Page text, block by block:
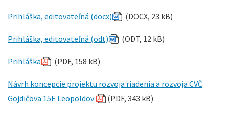
Prihláška, editovateľná (docx) (DOCX, 23 kB)
Prihláška, editovateľná (odt) (ODT, 12 kB)
Prihláška (PDF, 158 kB)
Návrh koncepcie projektu rozvoja riadenia a rozvoja CVČ
Gojdičova 15E Leopoldov
(PDF, 343 kB)